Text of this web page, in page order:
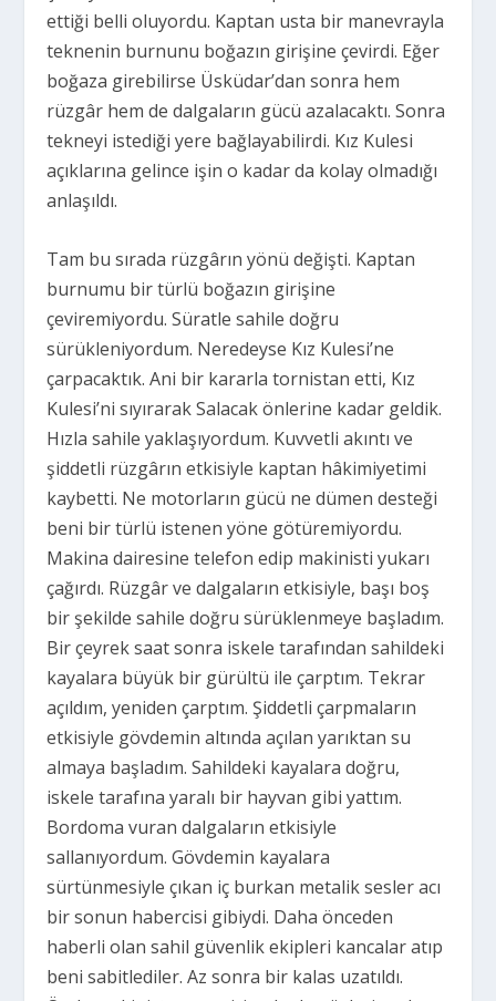
ettiği belli oluyordu. Kaptan usta bir manevrayla
teknenin burnunu boğazın girişine çevirdi. Eğer
boğaza girebilirse Üsküdar’dan sonra hem
rüzgâr hem de dalgaların gücü azalacaktı. Sonra
tekneyi istediği yere bağlayabilirdi. Kız Kulesi
açıklarına gelince işin o kadar da kolay olmadığı
anlaşıldı.
Tam bu sırada rüzgârın yönü değişti. Kaptan
burnumu bir türlü boğazın girişine
çeviremiyordu. Süratle sahile doğru
sürükleniyordum. Neredeyse Kız Kulesi’ne
çarpacaktık. Ani bir kararla tornistan etti, Kız
Kulesi’ni sıyırarak Salacak önlerine kadar geldik.
Hızla sahile yaklaşıyordum. Kuvvetli akıntı ve
şiddetli rüzgârın etkisiyle kaptan hâkimiyetimi
kaybetti. Ne motorların gücü ne dümen desteği
beni bir türlü istenen yöne götüremiyordu.
Makina dairesine telefon edip makinisti yukarı
çağırdı. Rüzgâr ve dalgaların etkisiyle, başı boş
bir şekilde sahile doğru sürüklenmeye başladım.
Bir çeyrek saat sonra iskele tarafından sahildeki
kayalara büyük bir gürültü ile çarptım. Tekrar
açıldım, yeniden çarptım. Şiddetli çarpmaların
etkisiyle gövdemin altında açılan yarıktan su
almaya başladım. Sahildeki kayalara doğru,
iskele tarafına yaralı bir hayvan gibi yattım.
Bordoma vuran dalgaların etkisiyle
sallanıyordum. Gövdemin kayalara
sürtünmesiyle çıkan iç burkan metalik sesler acı
bir sonun habercisi gibiydi. Daha önceden
haberli olan sahil güvenlik ekipleri kancalar atıp
beni sabitlediler. Az sonra bir kalas uzatıldı.